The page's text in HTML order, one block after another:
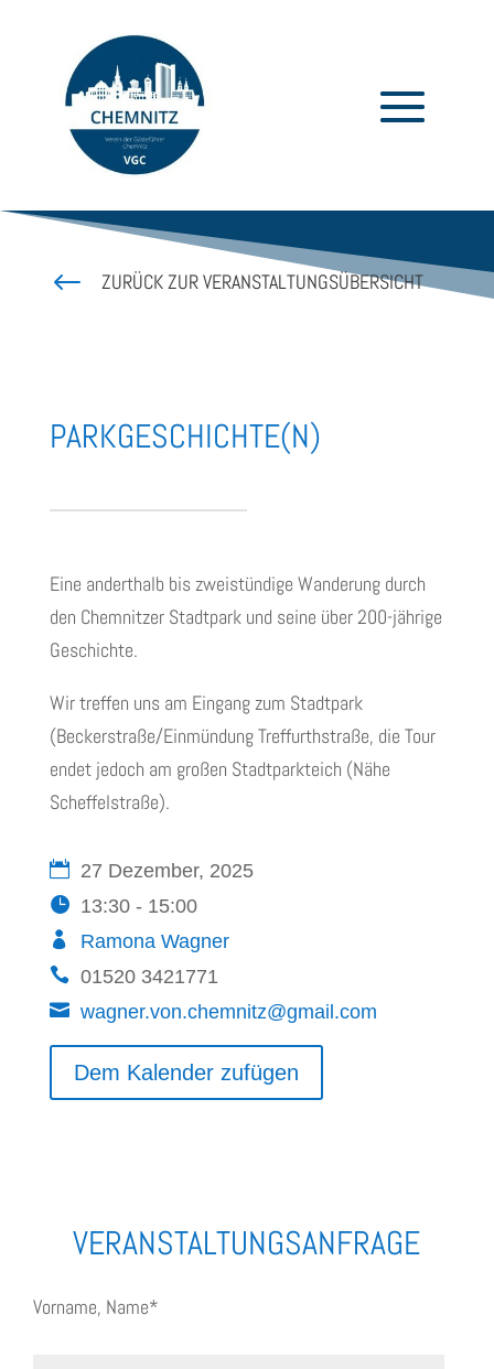
# ZURÜCK ZUR VERANSTALTUNGSÜBERSICHT
PARKGESCHICHTE(N)
Eine anderthalb bis zweistündige Wanderung durch
den Chemnitzer Stadtpark und seine über 200-jährige
Geschichte.
Wir treffen uns am Eingang zum Stadtpark
(Beckerstraße/Einmündung Treffurthstraße, die Tour
endet jedoch am großen Stadtparkteich (Nähe
Scheffelstraße).
27 Dezember, 2025
13:30 - 15:00
Ramona Wagner
01520 3421771
wagner.von.chemnitz@gmail.com
Dem Kalender zufügen
VERANSTALTUNGSANFRAGE
Vorname, Name*